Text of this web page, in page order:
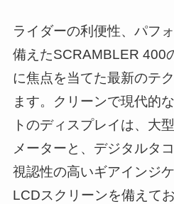
ライダーの利便性、パフ
備えたSCRAMBLER 400
に焦点を当てた最新のテ
ます。クリーンで現代的
トのディスプレイは、大
メーターと、デジタルタ
視認性の高いギアインジ
LCDスクリーンを備えて